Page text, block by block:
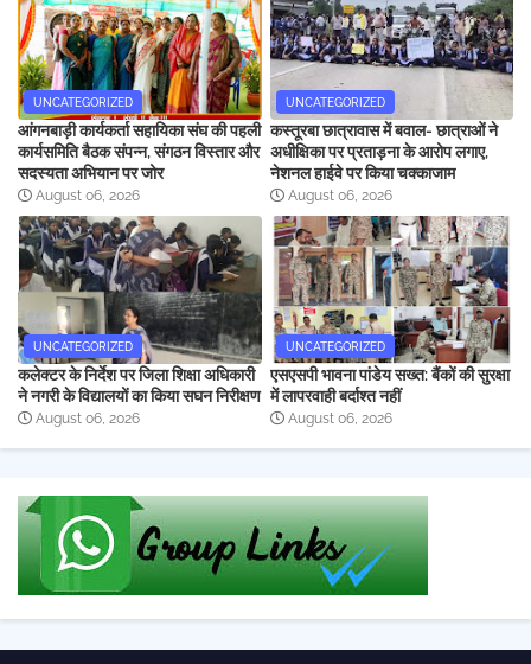
UNCATEGORIZED
आंगनबाड़ी कार्यकर्ता सहायिका संघ की पहली
कार्यसमिति बैठक संपन्न, संगठन विस्तार और
सदस्यता अभियान पर जोर
August 06, 2026
UNCATEGORIZED
कस्तूरबा छात्रावास में बवाल- छात्राओं ने
अधीक्षिका पर प्रताड़ना के आरोप लगाए,
नेशनल हाईवे पर किया चक्काजाम
August 06, 2026
UNCATEGORIZED
कलेक्टर के निर्देश पर जिला शिक्षा अधिकारी
ने नगरी के विद्यालयों का किया सघन निरीक्षण
August 06, 2026
UNCATEGORIZED
एसएसपी भावना पांडेय सख्त: बैंकों की सुरक्षा
में लापरवाही बर्दाश्त नहीं
August 06, 2026